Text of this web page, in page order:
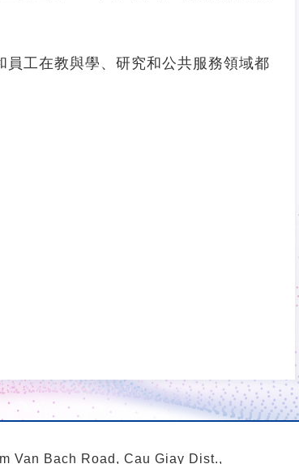
工在教與學、研究和公共服務領域都
Van Bach Road, Cau Giay Dist.,